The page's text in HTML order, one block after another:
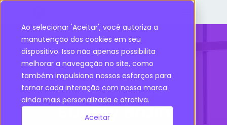
Ao selecionar 'Aceitar', você autoriza a
manutenção dos cookies em seu
dispositivo. Isso não apenas possibilita
melhorar a navegação no site, como
também impulsiona nossos esforços para
tornar cada interação com nossa marca
ainda mais personalizada e atrativa.
Aceitar
Acervo
acadêmico
Supply Brain